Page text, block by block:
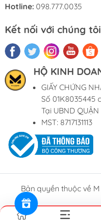
Hotline: 098.777.0035
Kết nối với chúng tôi
HỘ KINH
GIẤY CHỨNG
Số 01K8035445
Tại UBND
MST: 8717131113
Bản quyền thuộc về